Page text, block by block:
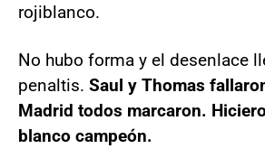
rojiblanco.
No hubo forma y el desenlace
penaltis. Saul y Thomas
Madrid todos marcaron.
blanco campeón.